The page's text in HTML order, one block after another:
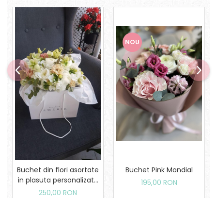
Buchet din flori asortate
in plasuta personalizata
Amerie
250,00 RON
NOU
Buchet Pink Mondial
195,00 RON